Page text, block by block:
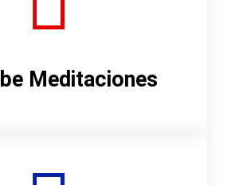
Meditaciones